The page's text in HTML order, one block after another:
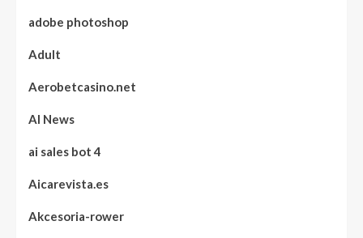
adobe photoshop
Adult
Aerobetcasino.net
AI News
ai sales bot 4
Aicarevista.es
Akcesoria-rower